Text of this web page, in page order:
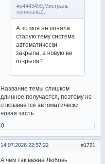
#p4443499,Мистраль
написал(а):
А чо моя не поняла:
старую тему система
автоматически
закрыла, а новую не
открыла?
Название темы слишком
длинное получается, поэтому не
открывается автоматически
новая часть.
0
1721
14.07.2026 22:57:22
А чем так важна Любовь